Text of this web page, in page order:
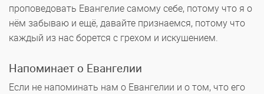
проповедовать Евангелие самому себе, потому что я о
нём забываю и ещё, давайте признаемся, потому что
каждый из нас борется с грехом и искушением.
Напоминает о Евангелии
Если не напоминать нам о Евангелии и о том, что его